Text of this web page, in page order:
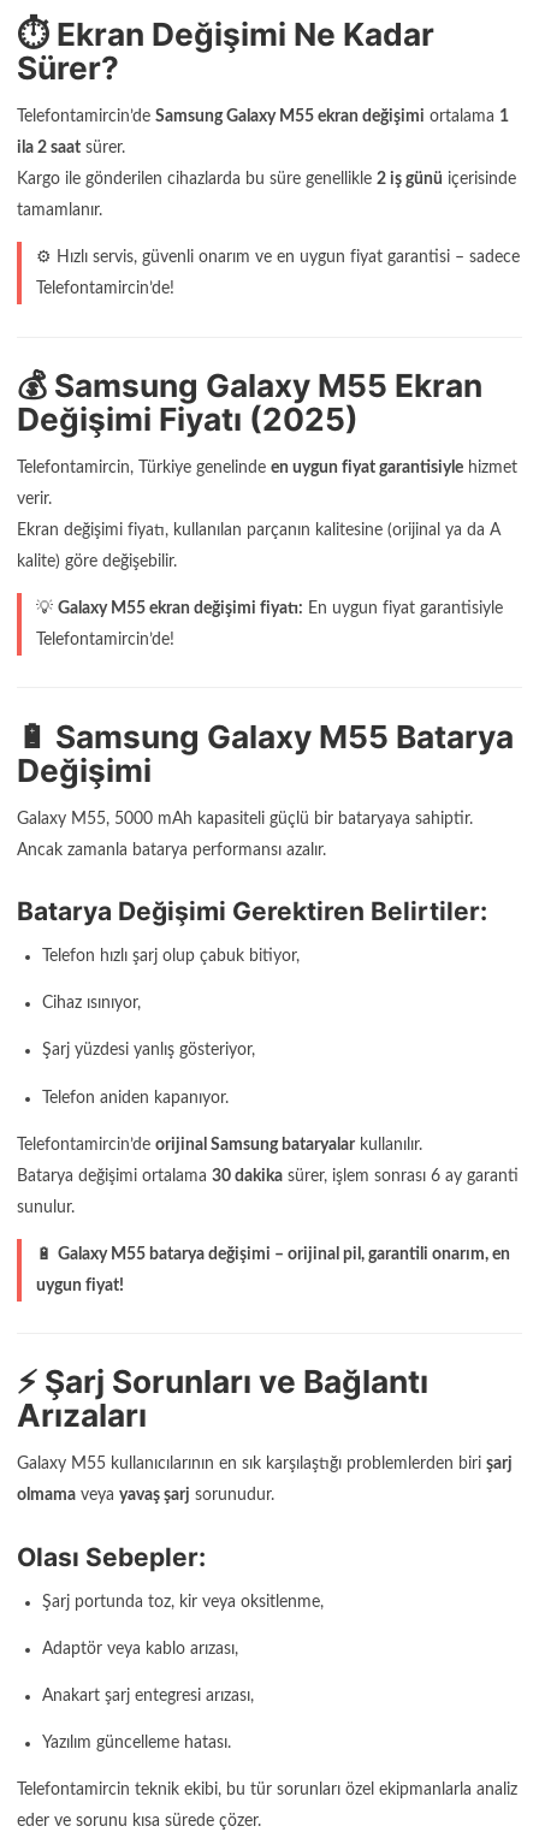
⏱️ Ekran Değişimi Ne Kadar
Sürer?
Telefontamircin’de Samsung Galaxy M55 ekran değişimi ortalama 1
ila 2 saat sürer.
Kargo ile gönderilen cihazlarda bu süre genellikle 2 iş günü içerisinde
tamamlanır.
⚙️ Hızlı servis, güvenli onarım ve en uygun fiyat garantisi – sadece
Telefontamircin’de!
💰 Samsung Galaxy M55 Ekran
Değişimi Fiyatı (2025)
Telefontamircin, Türkiye genelinde en uygun fiyat garantisiyle hizmet
verir.
Ekran değişimi fiyatı, kullanılan parçanın kalitesine (orijinal ya da A
kalite) göre değişebilir.
💡 Galaxy M55 ekran değişimi fiyatı: En uygun fiyat garantisiyle
Telefontamircin’de!
🔋 Samsung Galaxy M55 Batarya
Değişimi
Galaxy M55, 5000 mAh kapasiteli güçlü bir bataryaya sahiptir.
Ancak zamanla batarya performansı azalır.
Batarya Değişimi Gerektiren Belirtiler:
Telefon hızlı şarj olup çabuk bitiyor,
Cihaz ısınıyor,
Şarj yüzdesi yanlış gösteriyor,
Telefon aniden kapanıyor.
Telefontamircin’de orijinal Samsung bataryalar kullanılır.
Batarya değişimi ortalama 30 dakika sürer, işlem sonrası 6 ay garanti
sunulur.
🔋 Galaxy M55 batarya değişimi – orijinal pil, garantili onarım, en
uygun fiyat!
⚡ Şarj Sorunları ve Bağlantı
Arızaları
Galaxy M55 kullanıcılarının en sık karşılaştığı problemlerden biri şarj
olmama veya yavaş şarj sorunudur.
Olası Sebepler:
Şarj portunda toz, kir veya oksitlenme,
Adaptör veya kablo arızası,
Anakart şarj entegresi arızası,
Yazılım güncelleme hatası.
Telefontamircin teknik ekibi, bu tür sorunları özel ekipmanlarla analiz
eder ve sorunu kısa sürede çözer.